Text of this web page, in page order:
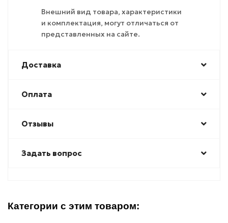
Внешний вид товара, характеристики
и комплектация, могут отличаться от
представленных на сайте.
Доставка
Оплата
Отзывы
Задать вопрос
Категории с этим товаром: